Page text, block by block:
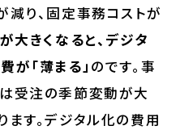
り、固定事務コストが
大きくなると、デジタ
「薄まる」 のです。事
受注の季節変動が大
す。デジタル化の費用